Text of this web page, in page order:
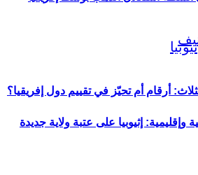
إثيوبيا على عتبة ولاية جديدة
أرقام أم تحيّز في تقييم دول إفريقيا؟